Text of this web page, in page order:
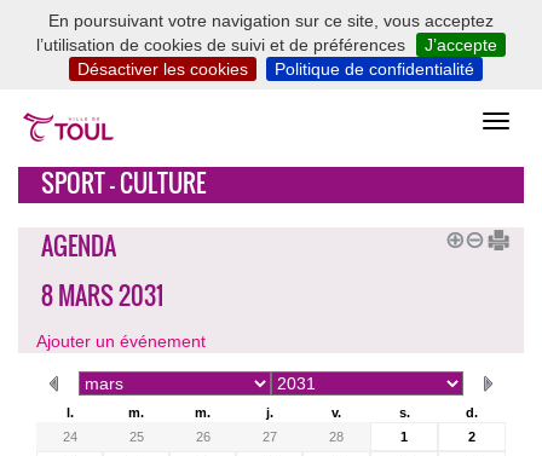
En poursuivant votre navigation sur ce site, vous acceptez
l’utilisation de cookies de suivi et de préférences
J’accepte
Désactiver les cookies
Politique de confidentialité
SPORT - CULTURE
AGENDA
8 MARS 2031
Ajouter un événement
l. m. m. j. v. s.
d.
24
25 26 27 28 1
2